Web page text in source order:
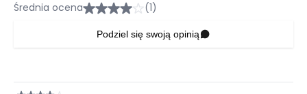
Średnia ocena (1)
Podziel się swoją opinią